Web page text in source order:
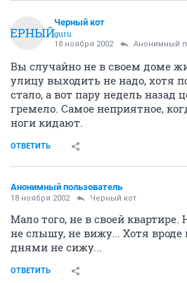
ЧЕРНЫЙ
Черный кот
guru
18 ноября 2002 Анонимный
Вы случайно не в своем доме
улицу выходить не надо, хотя
стало, а вот пару недель
гремело. Самое неприятное,
ноги кидают.
ОТВЕТИТЬ
Анонимный пользователь
18 ноября 2002 Черный кот
Мало того, не в своей
не слышу, не вижу... Хотя
днями не сижу...
ОТВЕТИТЬ